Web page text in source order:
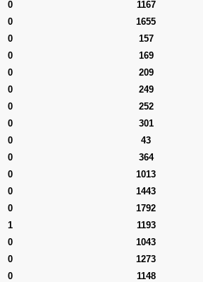
0 1167
0 1655
0 157
0 169
0 209
0 249
0 252
0 301
0 43
0 364
0 1013
0 1443
0 1792
1 1193
0 1043
0 1273
0 1148